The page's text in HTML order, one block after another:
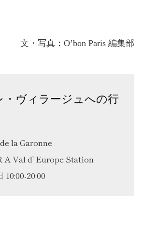
文・写真：O’bon Paris 編集部
la Garonne
A Val d' Europe Station
10:00-20:00